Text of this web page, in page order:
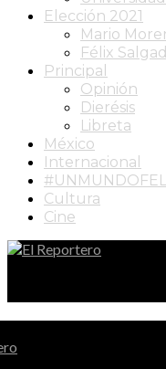
Elección 2021
Mario
Félix
Principal
Opinión
Dierésis
Libreta
México
Internacional
Cultura
Cine